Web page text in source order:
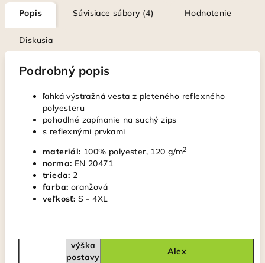
Popis Súvisiace súbory (4) Hodnotenie
Diskusia
Podrobný popis
ľahká výstražná vesta z pleteného reflexného
polyesteru
pohodlné zapínanie na suchý zips
s reﬂexnými prvkami
materiál: 100% polyester, 120 g/m2
norma: EN 20471
trieda: 2
farba: oranžová
veľkosť: S - 4XL
výška
postavy
Alex